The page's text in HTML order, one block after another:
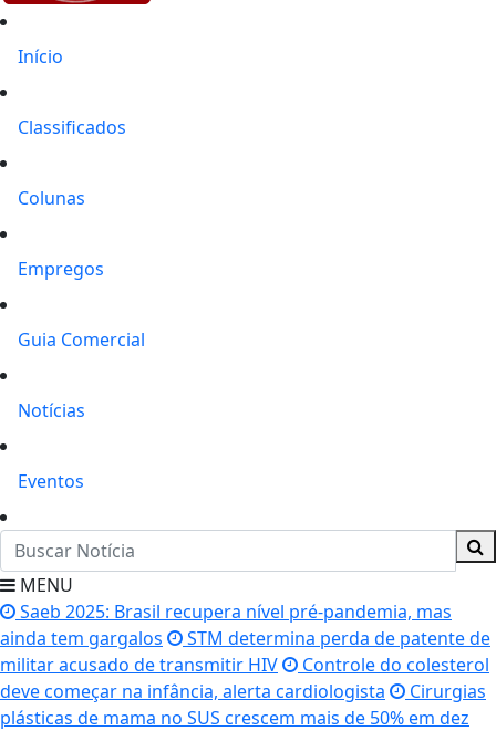
Início
Classificados
Colunas
Empregos
Guia Comercial
Notícias
Eventos
MENU
Saeb 2025: Brasil recupera nível pré-pandemia, mas
ainda tem gargalos
STM determina perda de patente de
militar acusado de transmitir HIV
Controle do colesterol
deve começar na infância, alerta cardiologista
Cirurgias
plásticas de mama no SUS crescem mais de 50% em dez